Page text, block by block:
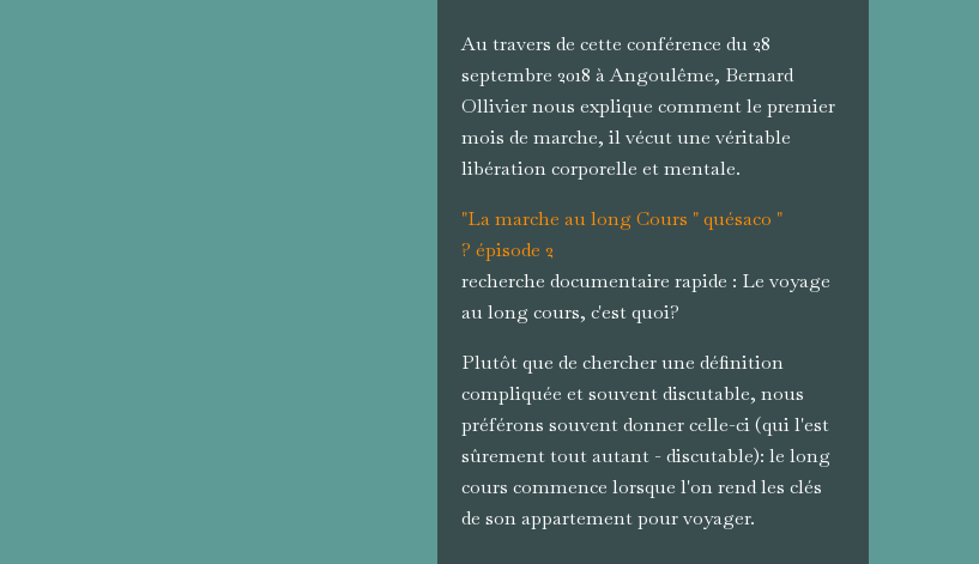
Au travers de cette conférence du 28
septembre 2018 à Angoulême, Bernard
Ollivier nous explique comment le premier
mois de marche, il vécut une véritable
libération corporelle et mentale.
"La marche au long Cours " quésaco "
? épisode 2
recherche documentaire rapide : Le voyage
au long cours, c'est quoi?
Plutôt que de chercher une définition
compliquée et souvent discutable, nous
préférons souvent donner celle-ci (qui l'est
sûrement tout autant - discutable): le long
cours commence lorsque l'on rend les clés
de son appartement pour voyager.